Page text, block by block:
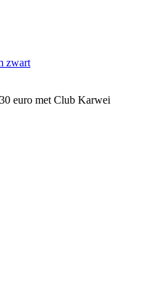
zwart
euro met Club Karwei